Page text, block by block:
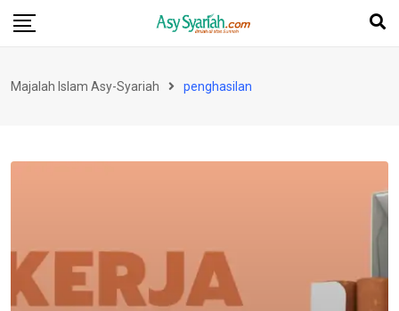
Skip
Majalah Islam Asy-Syariah penghasilan